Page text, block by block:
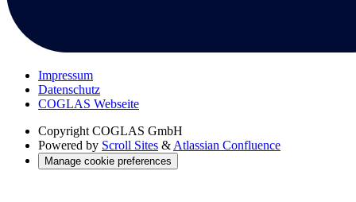
Impressum
Datenschutz
COGLAS Webseite
Copyright COGLAS GmbH
Powered by Scroll Sites & Atlassian Confluence
Manage cookie preferences